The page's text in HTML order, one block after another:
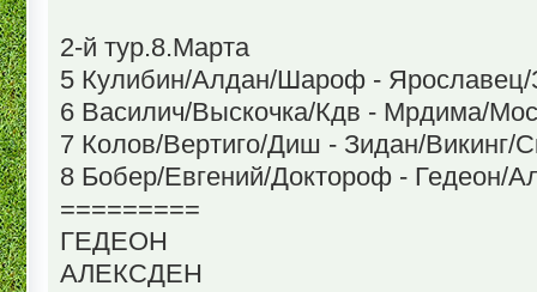
2-й тур.8.Марта
5 Кулибин/Алдан/Шароф - Ярославец/
6 Василич/Выскочка/Кдв - Мрдима/
7 Колов/Вертиго/Диш - Зидан/Викинг/
8 Бобер/Евгений/Доктороф - Гедеон/
=========
ГЕДЕОН
АЛЕКСДЕН